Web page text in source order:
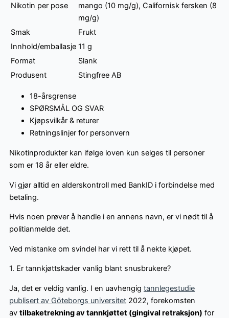
Nikotin per pose
mango (10 mg/g), Californisk fersken (8
mg/g)
Smak
Frukt
Innhold/emballasje 11 g
Format
Slank
Produsent
Stingfree AB
18-årsgrense
SPØRSMÅL OG SVAR
Kjøpsvilkår & returer
Retningslinjer for personvern
Nikotinprodukter kan ifølge loven kun selges til personer
som er 18 år eller eldre.
Vi gjør alltid en alderskontroll med BankID i forbindelse med
betaling.
Hvis noen prøver å handle i en annens navn, er vi nødt til å
politianmelde det.
Ved mistanke om svindel har vi rett til å nekte kjøpet.
1. Er tannkjøttskader vanlig blant snusbrukere?
Ja, det er veldig vanlig. I en uavhengig tannlegestudie
publisert av Göteborgs universitet 2022, forekomsten
av tilbaketrekning av tannkjøttet (gingival retraksjon) for